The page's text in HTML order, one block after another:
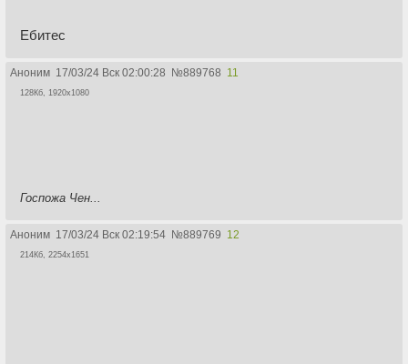
Ебитес
Аноним 17/03/24 Вск 02:00:28 №889768 11
128Кб, 1920x1080
Госпожа Чен...
Аноним 17/03/24 Вск 02:19:54 №889769 12
214Кб, 2254x1651